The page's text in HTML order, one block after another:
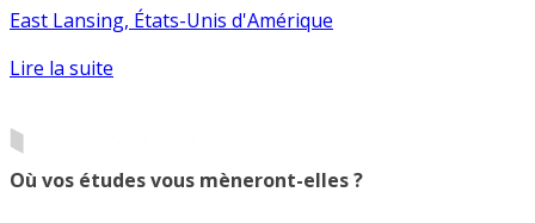
East Lansing, États-Unis d'Amérique
Lire la suite
Où vos études vous mèneront-elles ?